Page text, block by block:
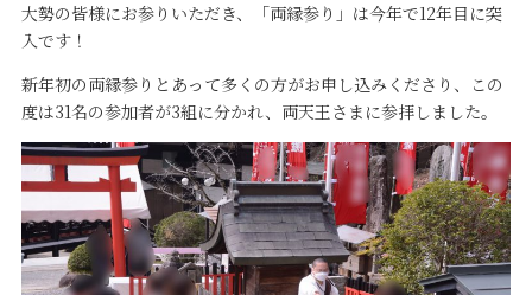
大勢の皆様にお参りいただき、「両縁参り」は今年で12年目に突
入です！
新年初の両縁参りとあって多くの方がお申し込みくださり、この
度は31名の参加者が3組に分かれ、両天王さまに参拝しました。